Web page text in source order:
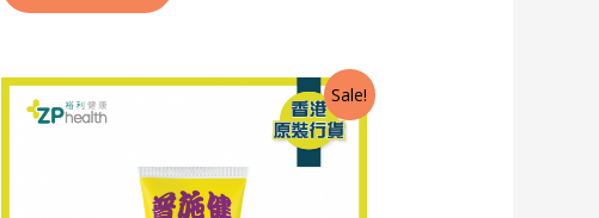
Sale!
Original
price
Current
price
$68.0.